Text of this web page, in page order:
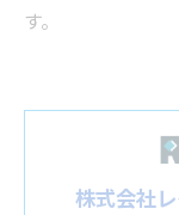
す。
株式会社